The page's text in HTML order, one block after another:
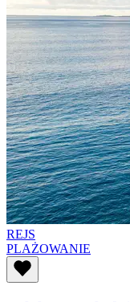
REJS
PLAŻOWANIE